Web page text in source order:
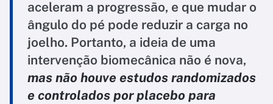
aceleram a progressão, e que mudar o
ângulo do pé pode reduzir a carga no
joelho. Portanto, a ideia de uma
intervenção biomecânica não é nova,
mas não houve estudos randomizados
e controlados por placebo para